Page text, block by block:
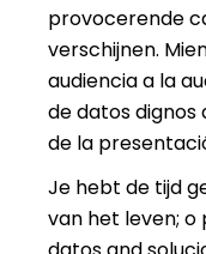
provocerende
verschijnen.
audiencia a la
de datos dignos
de la
Je hebt de tijd
van het leven;